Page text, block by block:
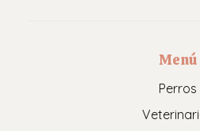
Menú
Perros